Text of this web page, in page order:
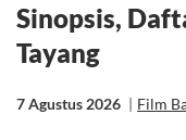
Sinopsis,
Tayang
7 Agustus 2026 | Film